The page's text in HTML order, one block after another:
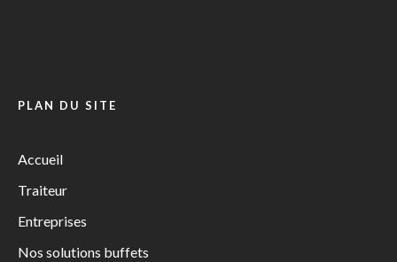
PLAN DU SITE
Accueil
Traiteur
Entreprises
Nos solutions buffets